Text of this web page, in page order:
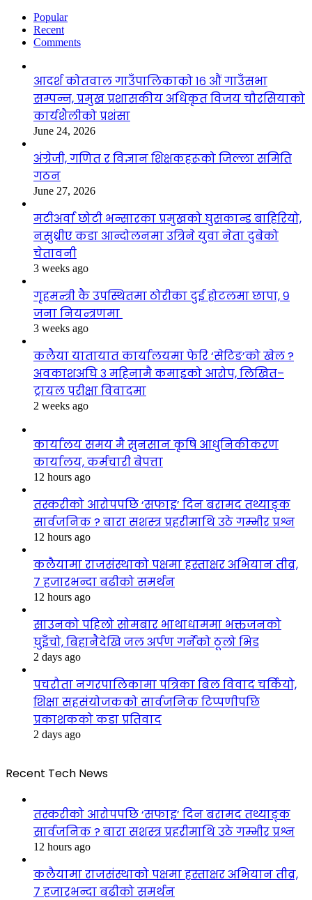
Popular
Recent
Comments
आदर्श कोतवाल गाउँपालिकाको १६ औं गाउँसभा
सम्पन्न, प्रमुख प्रशासकीय अधिकृत विजय चौरसियाको
कार्यशैलीको प्रशंसा
June 24, 2026
अंग्रेजी, गणित र विज्ञान शिक्षकहरूको जिल्ला समिति
गठन
June 27, 2026
मटीअर्वा छोटी भन्सारका प्रमुखको घुसकान्ड बाहिरियो,
नसुध्रीए कडा आन्दोलनमा उत्रिने युवा नेता दुबेको
चेतावनी
3 weeks ago
गृहमन्त्री कै उपस्थितमा ठोरीका दुई होटलमा छापा, ९
जना नियन्त्रणमा
3 weeks ago
कलैया यातायात कार्यालयमा फेरि ‘सेटिङ’को खेल ?
अवकाशअघि ३ महिनामै कमाइको आरोप, लिखित–
ट्रायल परीक्षा विवादमा
2 weeks ago
कार्यालय समय मै सुनसान कृषि आधुनिकीकरण
कार्यालय, कर्मचारी बेपत्ता
12 hours ago
तस्करीको आरोपपछि ‘सफाइ’ दिन बरामद तथ्याङ्क
सार्वजनिक ? बारा सशस्त्र प्रहरीमाथि उठे गम्भीर प्रश्न
12 hours ago
कलैयामा राजसंस्थाको पक्षमा हस्ताक्षर अभियान तीव्र,
७ हजारभन्दा बढीको समर्थन
12 hours ago
साउनको पहिलो सोमबार भाथाधाममा भक्तजनको
घुइँचो, बिहानैदेखि जल अर्पण गर्नेको ठूलो भिड
2 days ago
पचरौता नगरपालिकामा पत्रिका बिल विवाद चर्कियो,
शिक्षा सहसंयोजकको सार्वजनिक टिप्पणीपछि
प्रकाशकको कडा प्रतिवाद
2 days ago
Recent Tech News
तस्करीको आरोपपछि ‘सफाइ’ दिन बरामद तथ्याङ्क
सार्वजनिक ? बारा सशस्त्र प्रहरीमाथि उठे गम्भीर प्रश्न
12 hours ago
कलैयामा राजसंस्थाको पक्षमा हस्ताक्षर अभियान तीव्र,
७ हजारभन्दा बढीको समर्थन